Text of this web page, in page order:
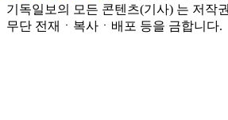
기독일보의 모든 콘텐츠(기사) 는 저작
무단 전재ㆍ복사ㆍ배포 등을 금합니다.